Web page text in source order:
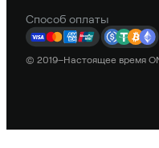
Способ оплаты
© 2019–Настоящее время